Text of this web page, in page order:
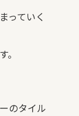
っていく
のタイル